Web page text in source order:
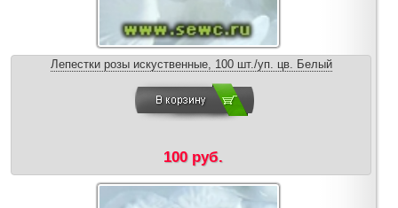
Лепестки розы искуственные, 100 шт./уп. цв. Белый
100 руб.